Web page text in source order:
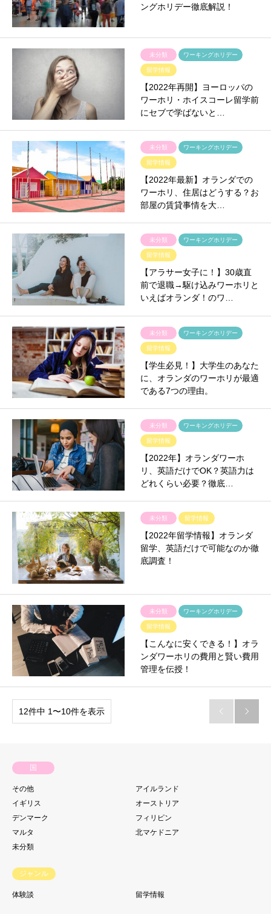
ングホリデー徹底解説！
未分類 ワーキングホリデー
留学情報
【2022年再開】ヨーロッパの
ワーホリ・ホイスコーレ留学前
にセブで学ばないと…
未分類 ワーキングホリデー
留学情報
【2022年最新】オランダでの
ワーホリ、住居はどうする？お
部屋の賃貸事情を大…
未分類 ワーキングホリデー
留学情報
【アラサー女子に！】30歳直
前で退職→駆け込みワーホリと
いえばオランダ！のワ…
未分類 ワーキングホリデー
留学情報
【学生必見！】大学生のあなた
に、オランダのワーホリが最適
である7つの理由。
未分類 ワーキングホリデー
留学情報
【2022年】オランダワーホ
リ、英語だけでOK？英語力は
どれくらい必要？徹底…
未分類 留学情報
【2022年留学情報】オランダ
留学、英語だけで可能なのか徹
底調査！
未分類 ワーキングホリデー
留学情報
【こんなに安くできる！】オラ
ンダワーホリの費用と賢い費用
管理を伝授！
12件中 1〜10件を表示  
国
その他
アイルランド
イギリス
オーストリア
デンマーク
フィリピン
マルタ
北マケドニア
未分類
ジャンル
体験談 留学情報